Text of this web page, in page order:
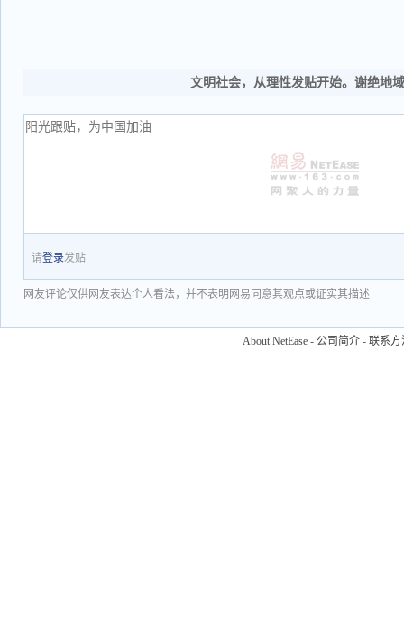
文明社会，从理性发贴开始。谢绝地
请登录发贴
网友评论仅供网友表达个人看法，并不表明网易同意其观点或证实其描述
About NetEase - 公司简介 - 联系方